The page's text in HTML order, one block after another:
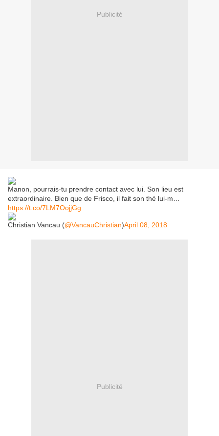
Publicité
Manon, pourrais-tu prendre contact avec lui. Son lieu est
extraordinaire. Bien que de Frisco, il fait son thé lui-m…
https://t.co/7LM7OojjGg
Christian Vancau (@VancauChristian)April 08, 2018
Publicité